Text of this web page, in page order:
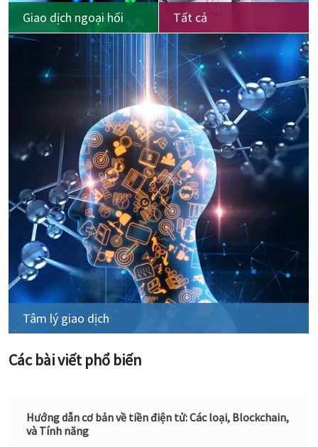
Giao dịch ngoại hối Tất cả
Tâm lý giao dịch
Các bài viết phổ biến
Hướng dẫn cơ bản về tiền điện tử: Các loại, Blockchain,
và Tính năng